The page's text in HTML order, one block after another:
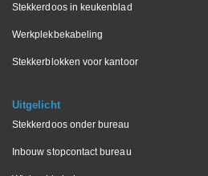
Stekkerdoos in keukenblad
Werkplekbekabeling
Stekkerblokken voor kantoor
Uitgelicht
Stekkerdoos onder bureau
Inbouw stopcontact bureau